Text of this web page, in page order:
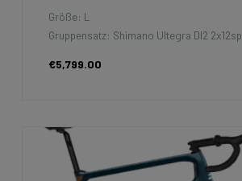
Größe: L
Gruppensatz: Shimano Ultegra DI2 2x12sp
€5,799.00